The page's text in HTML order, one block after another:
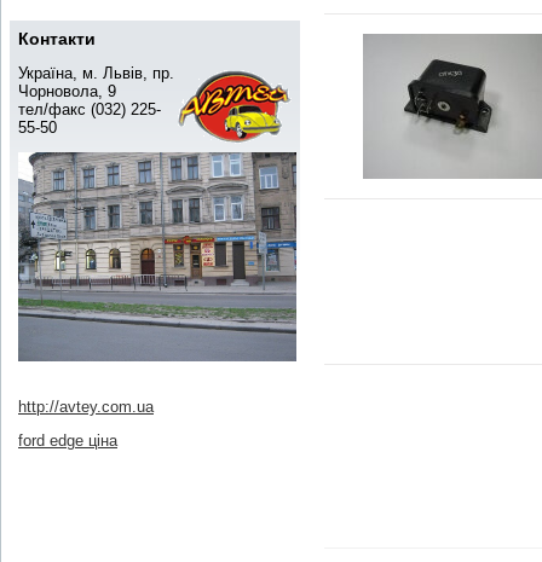
Контакти
Україна, м. Львів, пр.
Чорновола, 9
тел/факс (032) 225-
55-50
http://avtey.com.ua
ford edge ціна